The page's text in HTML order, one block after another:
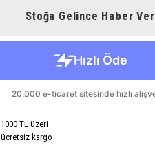
Stoğa Gelince Haber Ver
1000 TL üzeri
ücretsiz kargo